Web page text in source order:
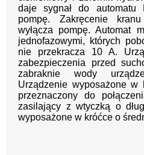
daje sygnał do automatu
pompę. Zakręcenie
wyłącza pompę. Automat
jednofazowymi, których
nie przekracza 10 A.
zabezpieczenia przed
zabraknie wody
Urządzenie wyposażone w
przeznaczony do
zasilający z wtyczką o
wyposażone w króćce o